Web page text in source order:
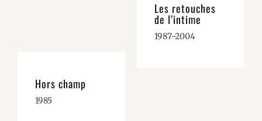
Les retouches
de l’intime
1987-2004
Hors champ
1985